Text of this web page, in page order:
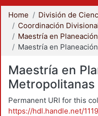
Home
Maestría en
Metropolitanas
Permanent URI for this
https://hdl.handle.net/